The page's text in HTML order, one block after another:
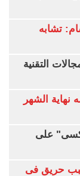
تشابه
التقنية
نهاية الشهر
على
حريق فى